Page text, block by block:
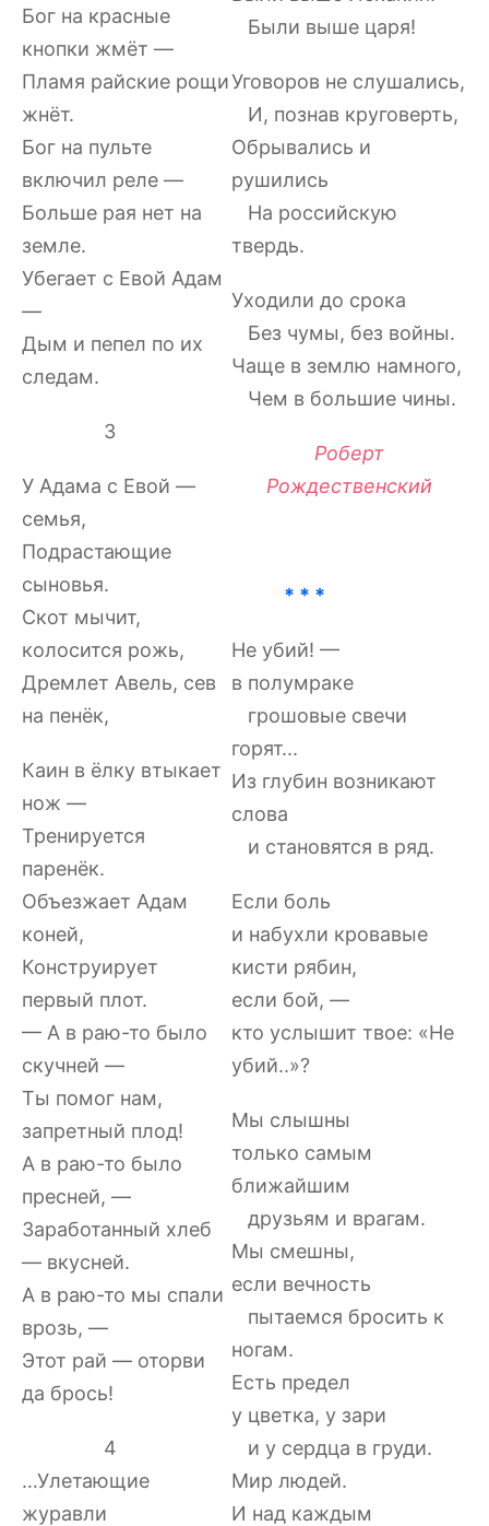
Бог на красные
кнопки жмёт —
Пламя райские рощи
жнёт.
Бог на пульте
включил реле —
Больше рая нет на
земле.
Убегает с Евой Адам
—
Дым и пепел по их
следам.
3
У Адама с Евой —
семья,
Подрастающие
сыновья.
Скот мычит,
колосится рожь,
Дремлет Авель, сев
на пенёк,
Каин в ёлку втыкает
нож —
Тренируется
паренёк.
Объезжает Адам
коней,
Конструирует
первый плот.
— А в раю-то было
скучней —
Ты помог нам,
запретный плод!
А в раю-то было
пресней, —
Заработанный хлеб
— вкусней.
А в раю-то мы спали
врозь, —
Этот рай — оторви
да брось!
4
…Улетающие
журавли
Были выше царя!
Уговоров не слушались,
И, познав круговерть,
Обрывались и
рушились
На российскую
твердь.
Уходили до срока
Без чумы, без войны.
Чаще в землю намного,
Чем в большие чины.
Роберт
Рождественский
* * *
Не убий! —
в полумраке
грошовые свечи
горят...
Из глубин возникают
слова
и становятся в ряд.
Если боль
и набухли кровавые
кисти рябин,
если бой, —
кто услышит твое: «Не
убий..»?
Мы слышны
только самым
ближайшим
друзьям и врагам.
Мы смешны,
если вечность
пытаемся бросить к
ногам.
Есть предел
у цветка, у зари
и у сердца в груди.
Мир людей.
И над каждым